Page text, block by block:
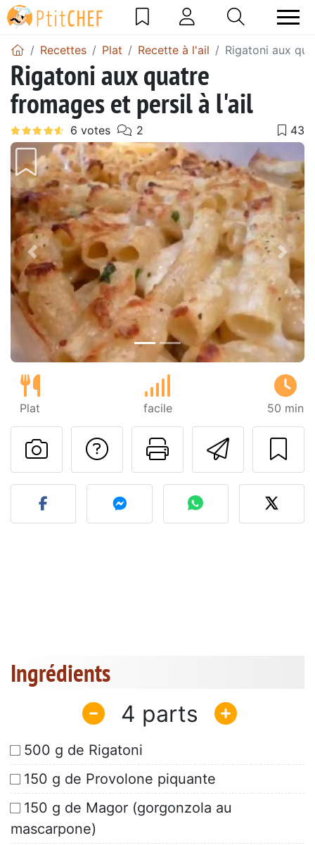
Recettes Plat Recette à l'ail Rigatoni aux
Rigatoni aux quatre
fromages et persil à l'ail
Précédent
Plat facile 50 min
Imprimer
Poser une
Publier votre photo de
Ingrédients
4
500 g de Rigatoni
150 g de Provolone piquante
150 g de Magor (gorgonzola au
mascarpone)